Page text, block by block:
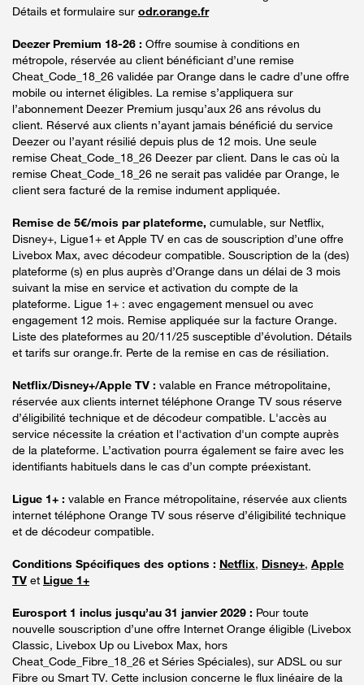
Détails et formulaire sur odr.orange.fr
Deezer Premium 18-26 : Offre soumise à conditions en
métropole, réservée au client bénéficiant d’une remise
Cheat_Code_18_26 validée par Orange dans le cadre d’une offre
mobile ou internet éligibles. La remise s’appliquera sur
l’abonnement Deezer Premium jusqu’aux 26 ans révolus du
client. Réservé aux clients n’ayant jamais bénéficié du service
Deezer ou l’ayant résilié depuis plus de 12 mois. Une seule
remise Cheat_Code_18_26 Deezer par client. Dans le cas où la
remise Cheat_Code_18_26 ne serait pas validée par Orange, le
client sera facturé de la remise indument appliquée.
Remise de 5€/mois par plateforme, cumulable, sur Netflix,
Disney+, Ligue1+ et Apple TV en cas de souscription d’une offre
Livebox Max, avec décodeur compatible. Souscription de la (des)
plateforme (s) en plus auprès d’Orange dans un délai de 3 mois
suivant la mise en service et activation du compte de la
plateforme. Ligue 1+ : avec engagement mensuel ou avec
engagement 12 mois. Remise appliquée sur la facture Orange.
Liste des plateformes au 20/11/25 susceptible d’évolution. Détails
et tarifs sur orange.fr. Perte de la remise en cas de résiliation.
Netflix/Disney+/Apple TV : valable en France métropolitaine,
réservée aux clients internet téléphone Orange TV sous réserve
d’éligibilité technique et de décodeur compatible. L'accès au
service nécessite la création et l'activation d'un compte auprès
de la plateforme. L’activation pourra également se faire avec les
identifiants habituels dans le cas d’un compte préexistant.
Ligue 1+ : valable en France métropolitaine, réservée aux clients
internet téléphone Orange TV sous réserve d’éligibilité technique
et de décodeur compatible.
Conditions Spécifiques des options : Netflix, Disney+, Apple
TV et Ligue 1+
Eurosport 1 inclus jusqu’au 31 janvier 2029 : Pour toute
nouvelle souscription d’une offre Internet Orange éligible (Livebox
Classic, Livebox Up ou Livebox Max, hors
Cheat_Code_Fibre_18_26 et Séries Spéciales), sur ADSL ou sur
Fibre ou Smart TV. Cette inclusion concerne le flux linéaire de la